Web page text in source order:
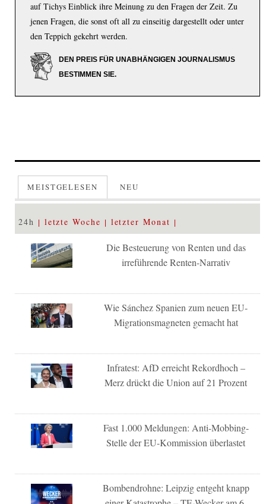
auf Tichys Einblick ihre Meinung zu den Fragen der Zeit. Zu
jenen Fragen, die sonst oft all zu einseitig dargestellt oder unter
den Teppich gekehrt werden.
DEN PREIS FÜR UNABHÄNGIGEN JOURNALISMUS
BESTIMMEN SIE.
MEISTGELESEN NEU
24h letzte Woche letzter Monat
Die Besteuerung von Renten und das
irreführende Renten-Narrativ
Wie Sánchez Spanien zum neuen EU-
Migrationsmagneten gemacht hat
Infratest: AfD erreicht Rekordhoch –
Merz drückt die Union auf 21 Prozent
Fast 1.000 Meldungen: Anti-Mobbing-
Stelle der EU-Kommission überlastet
Bombendrohne: Leipzig entgeht knapp